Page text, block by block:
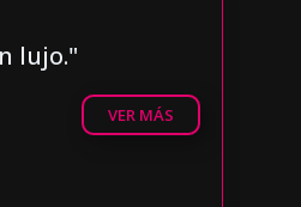
lujo."
VER MÁS